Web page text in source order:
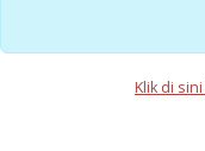
Klik di